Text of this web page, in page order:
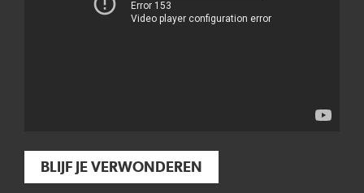
BLIJF JE VERWONDEREN